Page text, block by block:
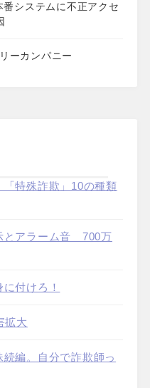
システムに不正アクセ
ーカンパニー
特殊詐欺」10の種類
とアラーム音 700万
付けろ！
拡大
続編。自分で詐欺師っ